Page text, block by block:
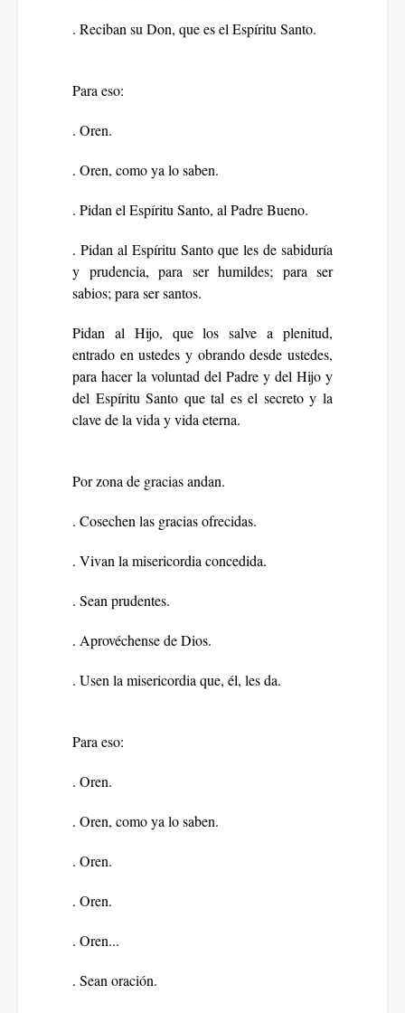
. Reciban su Don, que es el Espíritu Santo.
Para eso:
. Oren.
. Oren, como ya lo saben.
. Pidan el Espíritu Santo, al Padre Bueno.
. Pidan al Espíritu Santo que les de sabiduría
y prudencia, para ser humildes; para ser
sabios; para ser santos.
Pidan al Hijo, que los salve a plenitud,
entrado en ustedes y obrando desde ustedes,
para hacer la voluntad del Padre y del Hijo y
del Espíritu Santo que tal es el secreto y la
clave de la vida y vida eterna.
Por zona de gracias andan.
. Cosechen las gracias ofrecidas.
. Vivan la misericordia concedida.
. Sean prudentes.
. Aprovéchense de Dios.
. Usen la misericordia que, él, les da.
Para eso:
. Oren.
. Oren, como ya lo saben.
. Oren.
. Oren.
. Oren...
. Sean oración.